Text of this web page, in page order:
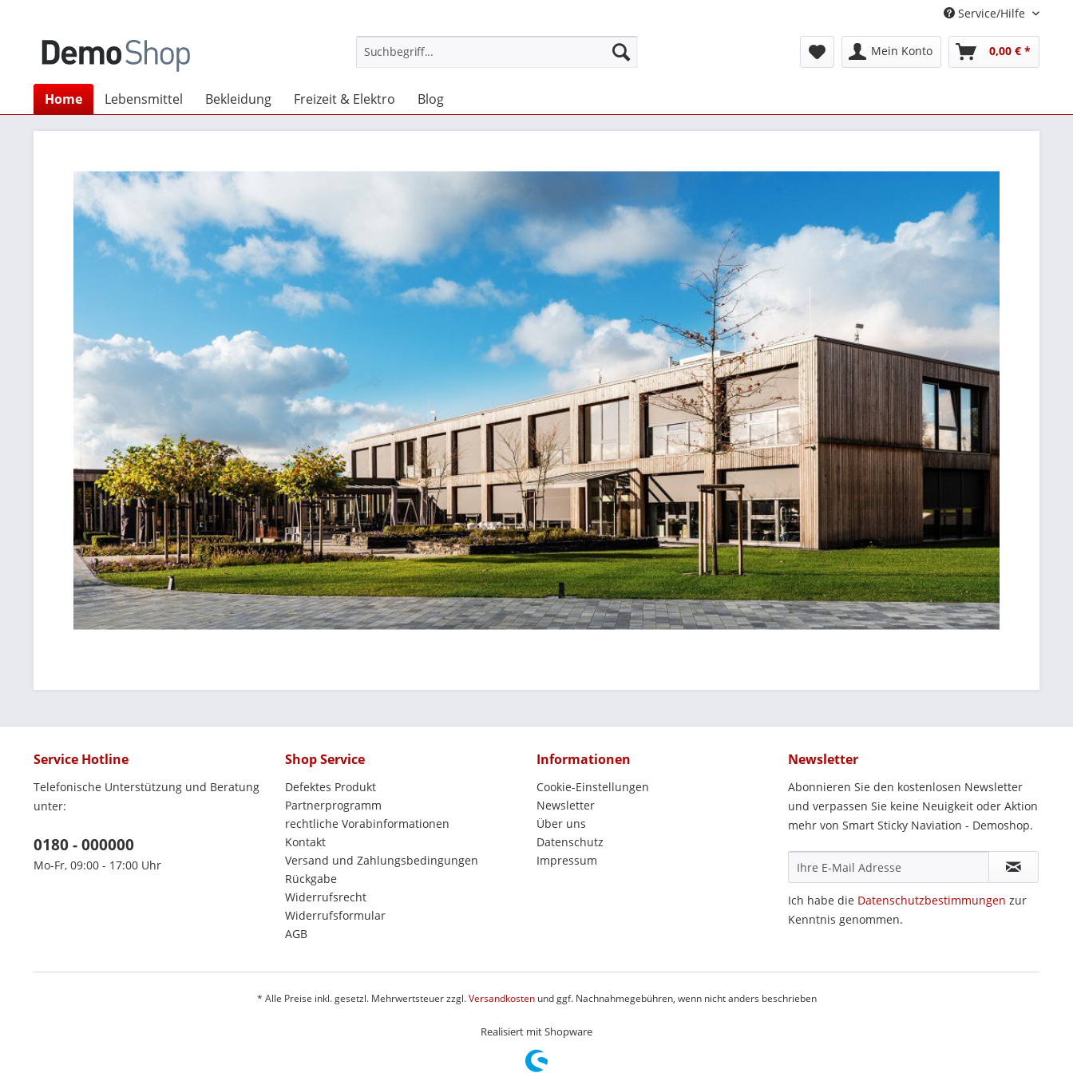
Service/Hilfe
Mein Konto 0,00 € *
Home Lebensmittel Bekleidung Freizeit & Elektro Blog
Service Hotline
Telefonische Unterstützung und Beratung
unter:
0180 - 000000
Mo-Fr, 09:00 - 17:00 Uhr
Shop Service
Defektes Produkt
Partnerprogramm
rechtliche Vorabinformationen
Kontakt
Versand und Zahlungsbedingungen
Rückgabe
Widerrufsrecht
Widerrufsformular
AGB
Informationen
Cookie-Einstellungen
Newsletter
Über uns
Datenschutz
Impressum
Newsletter
Abonnieren Sie den kostenlosen Newsletter
und verpassen Sie keine Neuigkeit oder Aktion
mehr von Smart Sticky Naviation - Demoshop.
Ich habe die Datenschutzbestimmungen zur
Kenntnis genommen.
* Alle Preise inkl. gesetzl. Mehrwertsteuer zzgl.Versandkostenund ggf. Nachnahmegebühren, wenn nicht anders beschrieben
Realisiert mit Shopware